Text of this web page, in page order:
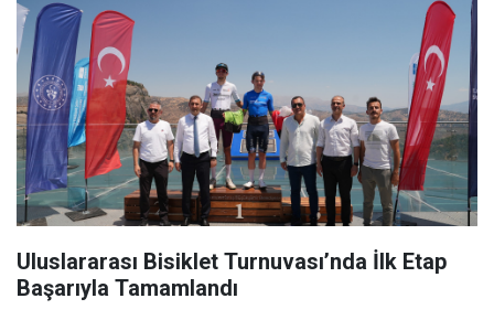
Uluslararası Bisiklet Turnuvası’nda İlk Etap
Başarıyla Tamamlandı